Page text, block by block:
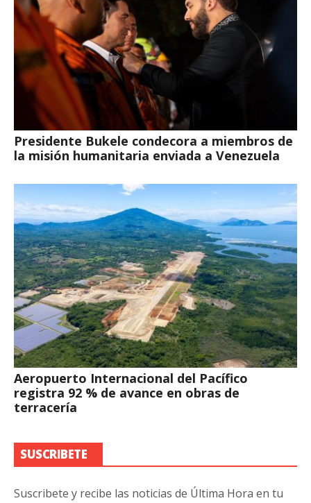
Presidente Bukele condecora a miembros de
la misión humanitaria enviada a Venezuela
Aeropuerto Internacional del Pacífico
registra 92 % de avance en obras de
terracería
SUSCRIBETE
Suscribete y recibe las noticias de Última Hora en tu